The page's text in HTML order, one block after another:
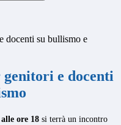
docenti su bullismo e
e docenti
ore 18 si terrà un incontro